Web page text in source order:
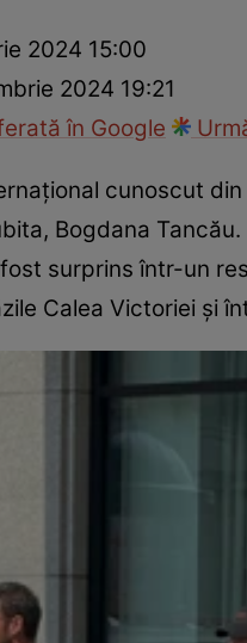
2024 15:00
2024 19:21
în Google
cunoscut
Bogdana
surprins într-un
Calea Victoriei și